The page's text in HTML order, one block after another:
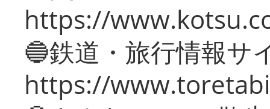
https://
🔵鉄道・旅行情報サ
https://